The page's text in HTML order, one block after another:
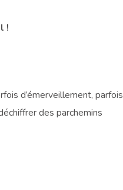
!
d’émerveillement, parfois
des parchemins